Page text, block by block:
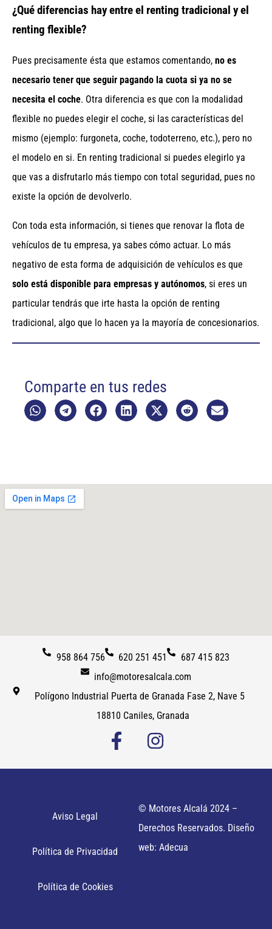
¿Qué diferencias hay entre el renting tradicional y el
renting flexible?
Pues precisamente ésta que estamos comentando, no es
necesario tener que seguir pagando la cuota si ya no se
necesita el coche. Otra diferencia es que con la modalidad
flexible no puedes elegir el coche, si las características del
mismo (ejemplo: furgoneta, coche, todoterreno, etc.), pero no
el modelo en si. En renting tradicional si puedes elegirlo ya
que vas a disfrutarlo más tiempo con total seguridad, pues no
existe la opción de devolverlo.
Con toda esta información, si tienes que renovar la flota de
vehículos de tu empresa, ya sabes cómo actuar. Lo más
negativo de esta forma de adquisición de vehículos es que
solo está disponible para empresas y autónomos, si eres un
particular tendrás que irte hasta la opción de renting
tradicional, algo que lo hacen ya la mayoría de concesionarios.
Comparte en tus redes
958 864 756 620 251 451
687 415 823
info@motoresalcala.com
Polígono Industrial Puerta de Granada Fase 2, Nave 5
18810 Caniles, Granada
Aviso Legal
Política de Privacidad
Política de Cookies
© Motores Alcalá 2024 –
Derechos Reservados. Diseño
web: Adecua